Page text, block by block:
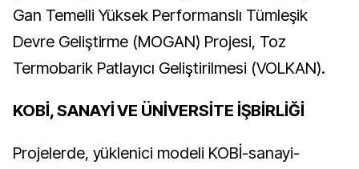
Gan Temelli Yüksek Performanslı Tümleşik
Devre Geliştirme (MOGAN) Projesi, Toz
Termobarik Patlayıcı Geliştirilmesi (VOLKAN).
KOBİ, SANAYİ VE ÜNİVERSİTE İŞBİRLİĞİ
Projelerde, yüklenici modeli KOBİ-sanayi-